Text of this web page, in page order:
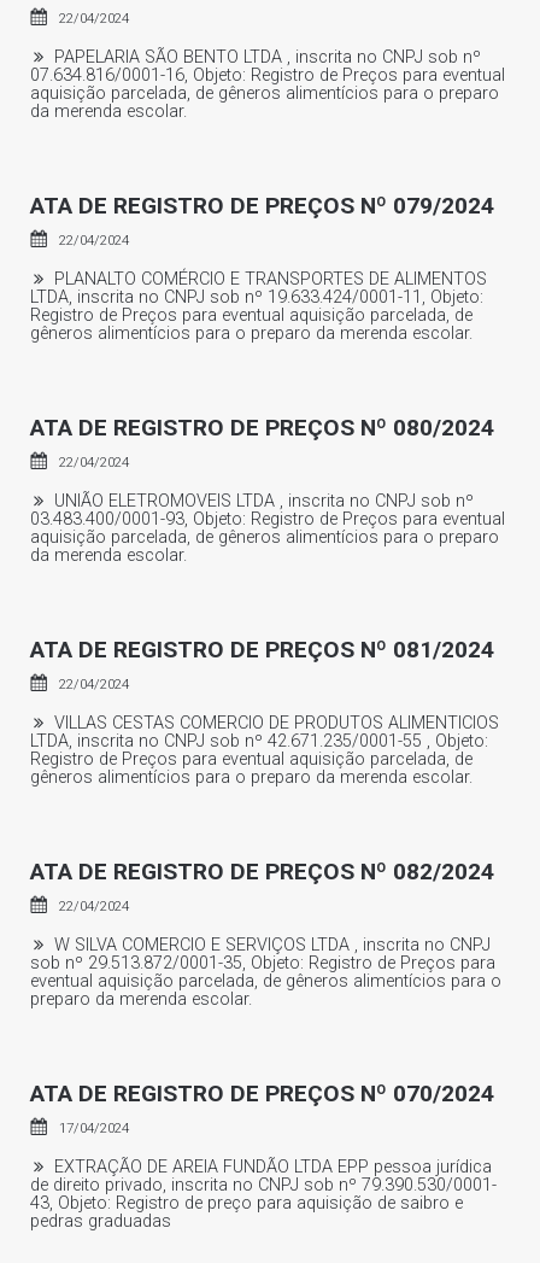
22/04/2024
PAPELARIA SÃO BENTO LTDA , inscrita no CNPJ sob nº
07.634.816/0001-16, Objeto: Registro de Preços para eventual
aquisição parcelada, de gêneros alimentícios para o preparo
da merenda escolar.
ATA DE REGISTRO DE PREÇOS Nº 079/2024
22/04/2024
PLANALTO COMÉRCIO E TRANSPORTES DE ALIMENTOS
LTDA, inscrita no CNPJ sob nº 19.633.424/0001-11, Objeto:
Registro de Preços para eventual aquisição parcelada, de
gêneros alimentícios para o preparo da merenda escolar.
ATA DE REGISTRO DE PREÇOS Nº 080/2024
22/04/2024
UNIÃO ELETROMOVEIS LTDA , inscrita no CNPJ sob nº
03.483.400/0001-93, Objeto: Registro de Preços para eventual
aquisição parcelada, de gêneros alimentícios para o preparo
da merenda escolar.
ATA DE REGISTRO DE PREÇOS Nº 081/2024
22/04/2024
VILLAS CESTAS COMERCIO DE PRODUTOS ALIMENTICIOS
LTDA, inscrita no CNPJ sob nº 42.671.235/0001-55 , Objeto:
Registro de Preços para eventual aquisição parcelada, de
gêneros alimentícios para o preparo da merenda escolar.
ATA DE REGISTRO DE PREÇOS Nº 082/2024
22/04/2024
W SILVA COMERCIO E SERVIÇOS LTDA , inscrita no CNPJ
sob nº 29.513.872/0001-35, Objeto: Registro de Preços para
eventual aquisição parcelada, de gêneros alimentícios para o
preparo da merenda escolar.
ATA DE REGISTRO DE PREÇOS Nº 070/2024
17/04/2024
EXTRAÇÃO DE AREIA FUNDÃO LTDA EPP pessoa jurídica
de direito privado, inscrita no CNPJ sob nº 79.390.530/0001-
43, Objeto: Registro de preço para aquisição de saibro e
pedras graduadas